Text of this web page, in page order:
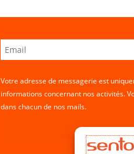
Votre adresse de messagerie est
informations concernant nos activités.
dans chacun de nos mails.